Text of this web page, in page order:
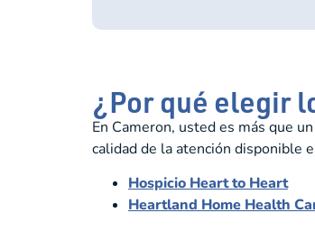
¿Por qué elegir
En Cameron, usted es más que
calidad de la atención disponible
Hospicio Heart to Heart
Heartland Home Health